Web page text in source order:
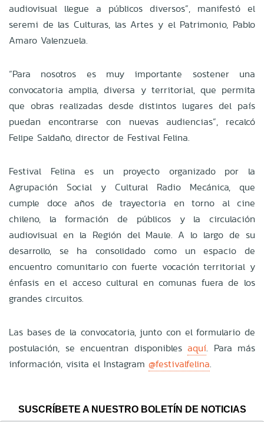
audiovisual llegue a públicos diversos”, manifestó el
seremi de las Culturas, las Artes y el Patrimonio, Pablo
Amaro Valenzuela.
“Para nosotros es muy importante sostener una
convocatoria amplia, diversa y territorial, que permita
que obras realizadas desde distintos lugares del país
puedan encontrarse con nuevas audiencias”, recalcó
Felipe Saldaño, director de Festival Felina.
Festival Felina es un proyecto organizado por la
Agrupación Social y Cultural Radio Mecánica, que
cumple doce años de trayectoria en torno al cine
chileno, la formación de públicos y la circulación
audiovisual en la Región del Maule. A lo largo de su
desarrollo, se ha consolidado como un espacio de
encuentro comunitario con fuerte vocación territorial y
énfasis en el acceso cultural en comunas fuera de los
grandes circuitos.
Las bases de la convocatoria, junto con el formulario de
postulación, se encuentran disponibles aquí. Para más
información, visita el Instagram @festivalfelina.
SUSCRÍBETE A NUESTRO BOLETÍN DE NOTICIAS